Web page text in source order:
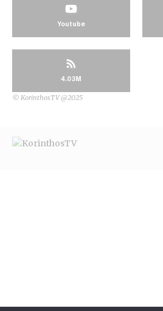
Youtube
4.03M
© KorinthosTV @2025